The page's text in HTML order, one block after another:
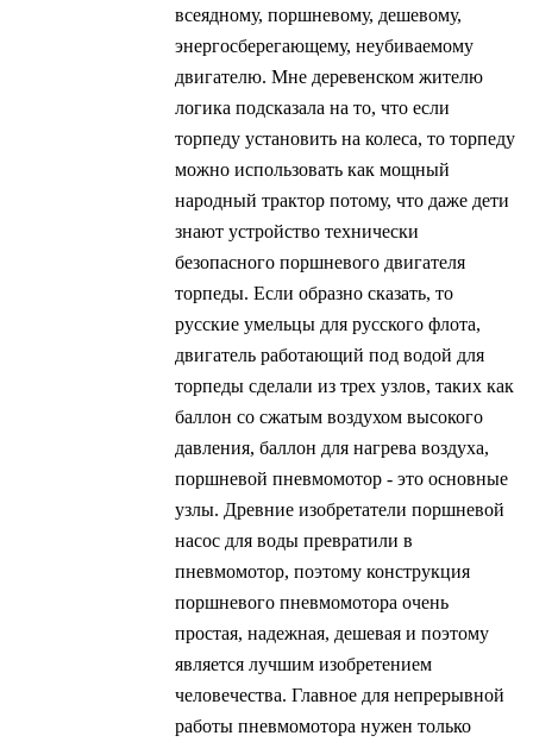
всеядному, поршневому, дешевому,
энергосберегающему, неубиваемому
двигателю. Мне деревенском жителю
логика подсказала на то, что если
торпеду установить на колеса, то торпеду
можно использовать как мощный
народный трактор потому, что даже дети
знают устройство технически
безопасного поршневого двигателя
торпеды. Если образно сказать, то
русские умельцы для русского флота,
двигатель работающий под водой для
торпеды сделали из трех узлов, таких как
баллон со сжатым воздухом высокого
давления, баллон для нагрева воздуха,
поршневой пневмомотор - это основные
узлы. Древние изобретатели поршневой
насос для воды превратили в
пневмомотор, поэтому конструкция
поршневого пневмомотора очень
простая, надежная, дешевая и поэтому
является лучшим изобретением
человечества. Главное для непрерывной
работы пневмомотора нужен только